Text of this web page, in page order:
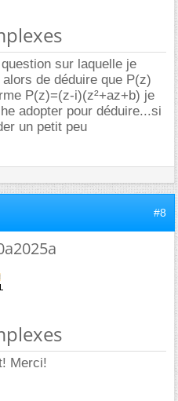
sur laquelle je
de déduire que P(z)
P(z)=(z-i)(z²+az+b) je
adopter pour déduire...si
un petit peu
#8
Merci!